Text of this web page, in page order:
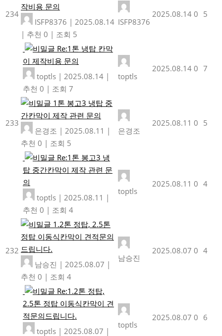
234
작비용 문의
ISFP8376 | 2025.08.14
| 추천 0 | 조회 5
ISFP8376
2025.08.14 0 5
Re:1톤 냉탑 칸막
이 제작비용 문의
toptls | 2025.08.14 |
추천 0 | 조회 7
toptls
2025.08.14 0 7
233
1톤 봉고3 냉탑 중
간칸막이 제작 관련 문의
은경조 | 2025.08.11 |
추천 0 | 조회 5
은경조
2025.08.11 0 5
Re:1톤 봉고3 냉
탑 중간칸막이 제작 관련 문
의
toptls | 2025.08.11 |
추천 0 | 조회 4
toptls
2025.08.11 0 4
232
1.2톤 정탑, 2.5톤
정탑 이동식칸막이 견적문의
드립니다.
남승진 | 2025.08.07 |
추천 0 | 조회 4
남승진
2025.08.07 0 4
Re:1.2톤 정탑,
2.5톤 정탑 이동식칸막이 견
적문의드립니다.
toptls | 2025.08.07 |
toptls
2025.08.07 0 6